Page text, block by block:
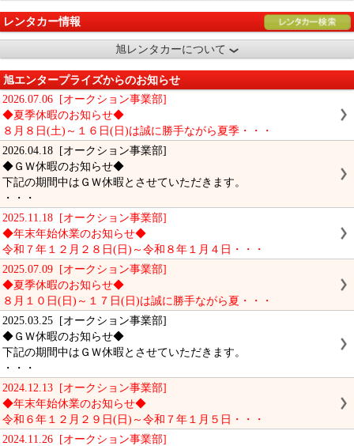
レンタカー情報
旭レンタカーについて
旭エンタープライズからのお知らせ
2026.07.06 [オークション事業部]
◆夏季休暇のお知らせ◆
８月８日(土)～１６日(日)は誠に勝手ながら夏季・・・
2026.04.18 [オークション事業部]
◆ＧＷ休暇のお知らせ◆
下記の期間中はＧＷ休暇とさせていただきます。
・・・
2025.11.18 [オークション事業部]
◆年末年始休業のお知らせ◆
令和７年１２月２８日(日)～令和８年１月４日・・・
2025.07.09 [オークション事業部]
◆夏季休暇のお知らせ◆
８月１０日(日)～１７日(日)は誠に勝手ながら夏・・・
2025.03.25 [オークション事業部]
◆ＧＷ休暇のお知らせ◆
下記の期間中はＧＷ休暇とさせていただきます。
・・・
2024.12.13 [オークション事業部]
◆年末年始休業のお知らせ◆
令和６年１２月２９日(日)～令和７年１月５日・・・
2024.11.26 [オークション事業部]